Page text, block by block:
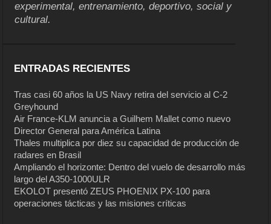
experimental, entrenamiento, deportivo, social y
cultural.
ENTRADAS RECIENTES
Tras casi 60 años la US Navy retira del servicio al C-2
Greyhound
Air France-KLM anuncia a Guilhem Mallet como nuevo
Director General para América Latina
Thales multiplica por diez su capacidad de producción de
radares en Brasil
Ampliando el horizonte: Dentro del vuelo de desarrollo más
largo del A350-1000ULR
EKOLOT presentó ZEUS PHOENIX PX-100 para
operaciones tácticas y las misiones críticas